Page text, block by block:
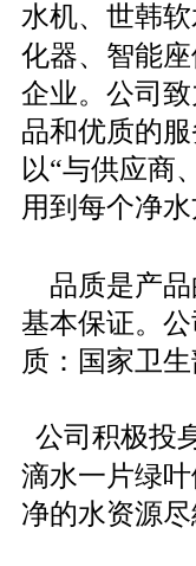
水机、世韩
化器、智能
企业。公司
品和优质的
以“与供应商
用到每个净
品质是产品
基本保证。
质：国家卫
公司积极投
滴水一片绿
净的水资源